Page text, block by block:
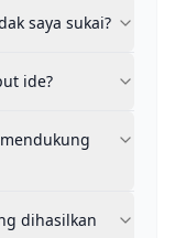
ini mendukung
ini
untuk
saya sukai?
ide?
dihasilkan